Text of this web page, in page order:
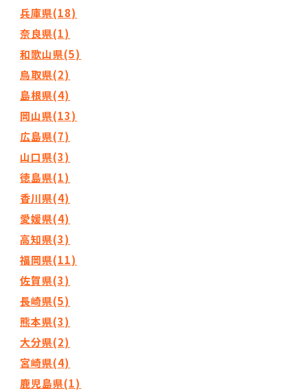
兵庫県(18)
奈良県(1)
和歌山県(5)
鳥取県(2)
島根県(4)
岡山県(13)
広島県(7)
山口県(3)
徳島県(1)
香川県(4)
愛媛県(4)
高知県(3)
福岡県(11)
佐賀県(3)
長崎県(5)
熊本県(3)
大分県(2)
宮崎県(4)
鹿児島県(1)